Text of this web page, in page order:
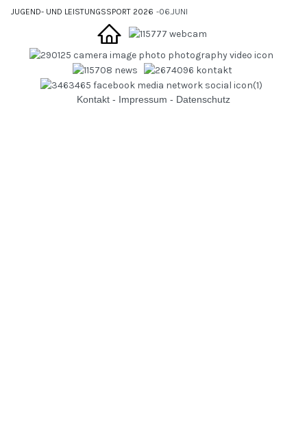
JUGEND- UND LEISTUNGSSPORT 2026 06.JUNI
Kontakt - Impressum - Datenschutz